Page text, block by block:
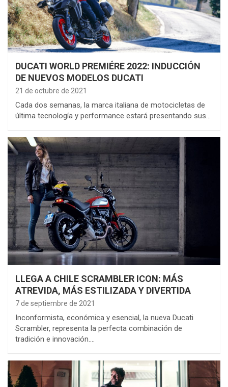
DUCATI WORLD PREMIÉRE 2022: INDUCCIÓN
DE NUEVOS MODELOS DUCATI
21 de octubre de 2021
Cada dos semanas, la marca italiana de motocicletas de
última tecnología y performance estará presentando sus…
LLEGA A CHILE SCRAMBLER ICON: MÁS
ATREVIDA, MÁS ESTILIZADA Y DIVERTIDA
7 de septiembre de 2021
Inconformista, económica y esencial, la nueva Ducati
Scrambler, representa la perfecta combinación de
tradición e innovación.…